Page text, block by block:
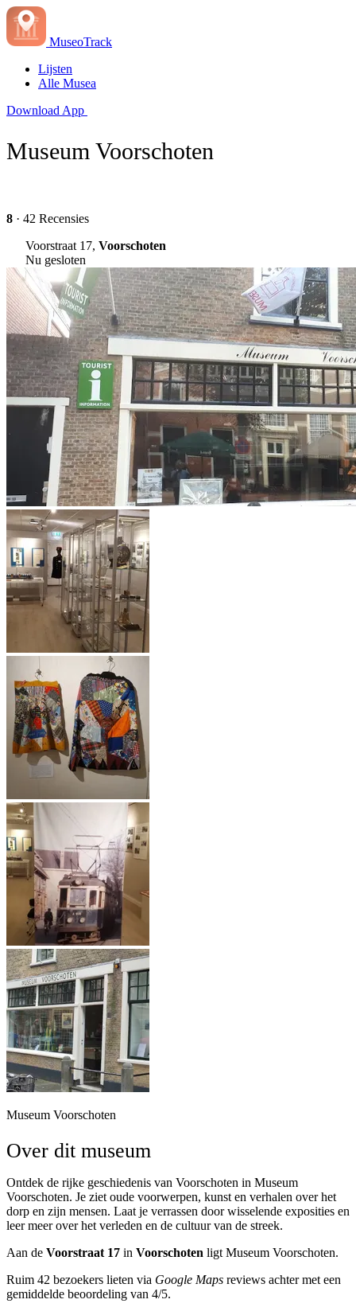
MuseoTrack
Lijsten
Alle Musea
Download App
Museum Voorschoten
8 · 42 Recensies
Voorstraat 17, Voorschoten
Nu gesloten
Museum Voorschoten
Over dit museum
Ontdek de rijke geschiedenis van Voorschoten in Museum
Voorschoten. Je ziet oude voorwerpen, kunst en verhalen over het
dorp en zijn mensen. Laat je verrassen door wisselende exposities en
leer meer over het verleden en de cultuur van de streek.
Aan de Voorstraat 17 in Voorschoten ligt Museum Voorschoten.
Ruim 42 bezoekers lieten via Google Maps reviews achter met een
gemiddelde beoordeling van 4/5.